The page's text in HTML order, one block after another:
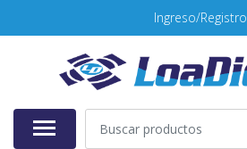
Ingreso/Registro